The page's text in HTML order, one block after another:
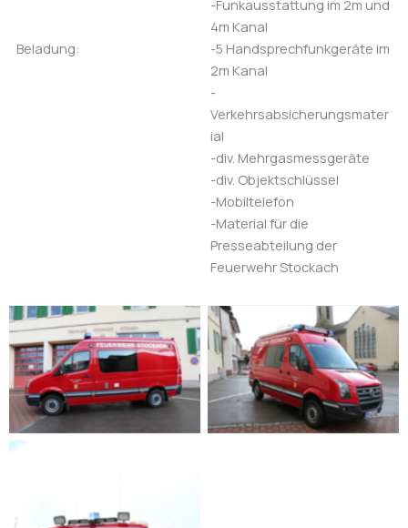
Beladung:
-Funkausstattung im 2m und
4m Kanal
-5 Handsprechfunkgeräte im
2m Kanal
-
Verkehrsabsicherungsmater
ial
-div. Mehrgasmessgeräte
-div. Objektschlüssel
-Mobiltelefon
-Material für die
Presseabteilung der
Feuerwehr Stockach